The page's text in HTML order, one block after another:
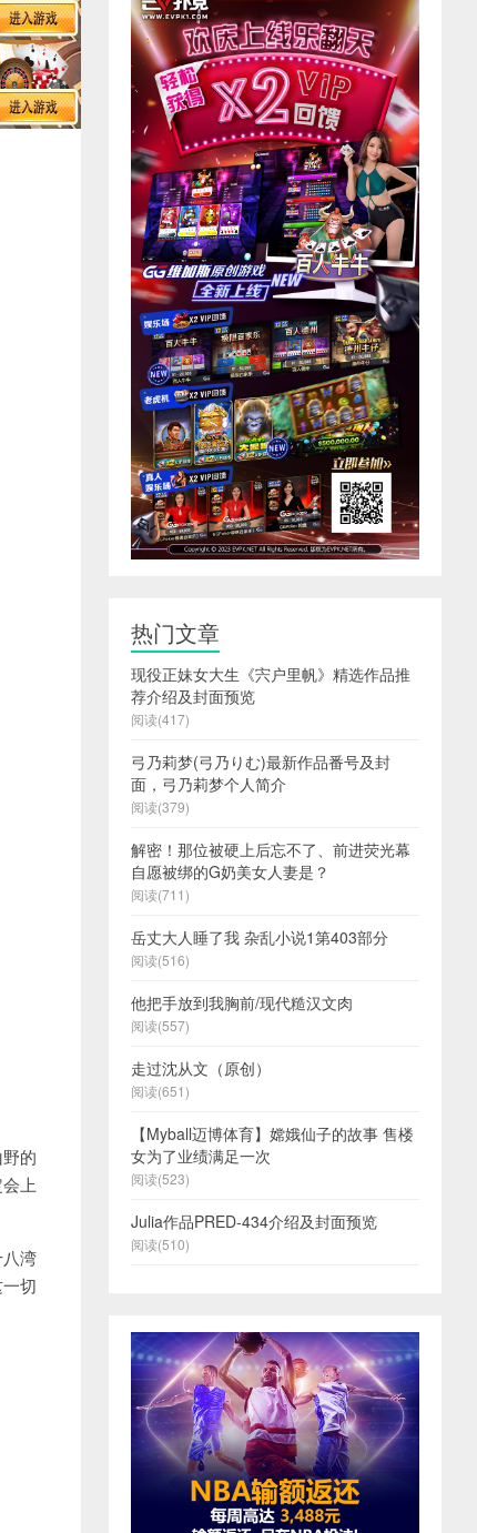
的
上
湾
切
热门文章
现役正妹女大生《宍户里帆》精选作品推
荐介绍及封面预览
阅读(417)
弓乃莉梦(弓乃りむ)最新作品番号及封
面，弓乃莉梦个人简介
阅读(379)
解密！那位被硬上后忘不了、前进荧光幕
自愿被绑的G奶美女人妻是？
阅读(711)
岳丈大人睡了我 杂乱小说1第403部分
阅读(516)
他把手放到我胸前/现代糙汉文肉
阅读(557)
走过沈从文（原创）
阅读(651)
【Myball迈博体育】嫦娥仙子的故事 售楼
女为了业绩满足一次
阅读(523)
Julia作品PRED-434介绍及封面预览
阅读(510)